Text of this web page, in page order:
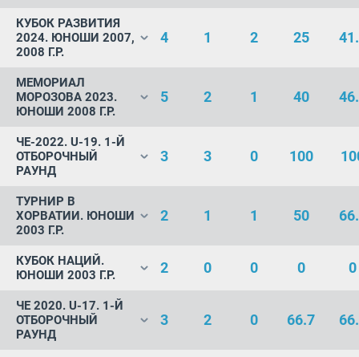
КУБОК РАЗВИТИЯ
2024. ЮНОШИ 2007,
2008 Г.Р.
4 1 2 25
МЕМОРИАЛ
МОРОЗОВА 2023.
ЮНОШИ 2008 Г.Р.
5 2 1 40
ЧЕ-2022. U-19. 1-Й
ОТБОРОЧНЫЙ
РАУНД
3 3 0 100
ТУРНИР В
ХОРВАТИИ. ЮНОШИ
2003 Г.Р.
2 1 1 50
КУБОК НАЦИЙ.
ЮНОШИ 2003 Г.Р.
2 0 0 0 0
ЧЕ 2020. U-17. 1-Й
ОТБОРОЧНЫЙ
РАУНД
3 2 0 66.7